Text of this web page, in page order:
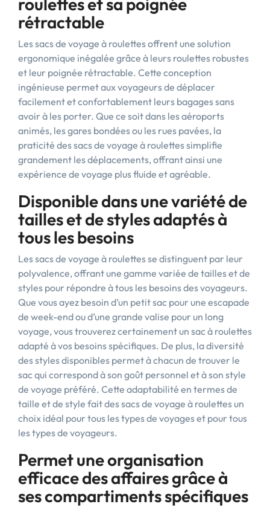
rétractable
Les sacs de voyage à roulettes offrent une solution
ergonomique inégalée grâce à leurs roulettes robustes
et leur poignée rétractable. Cette conception
ingénieuse permet aux voyageurs de déplacer
facilement et confortablement leurs bagages sans
avoir à les porter. Que ce soit dans les aéroports
animés, les gares bondées ou les rues pavées, la
praticité des sacs de voyage à roulettes simplifie
grandement les déplacements, offrant ainsi une
expérience de voyage plus fluide et agréable.
Disponible dans une variété de
tailles et de styles adaptés à
tous les besoins
Les sacs de voyage à roulettes se distinguent par leur
polyvalence, offrant une gamme variée de tailles et de
styles pour répondre à tous les besoins des voyageurs.
Que vous ayez besoin d’un petit sac pour une escapade
de week-end ou d’une grande valise pour un long
voyage, vous trouverez certainement un sac à roulettes
adapté à vos besoins spécifiques. De plus, la diversité
des styles disponibles permet à chacun de trouver le
sac qui correspond à son goût personnel et à son style
de voyage préféré. Cette adaptabilité en termes de
taille et de style fait des sacs de voyage à roulettes un
choix idéal pour tous les types de voyages et pour tous
les types de voyageurs.
Permet une organisation
efficace des affaires grâce à
ses compartiments spécifiques